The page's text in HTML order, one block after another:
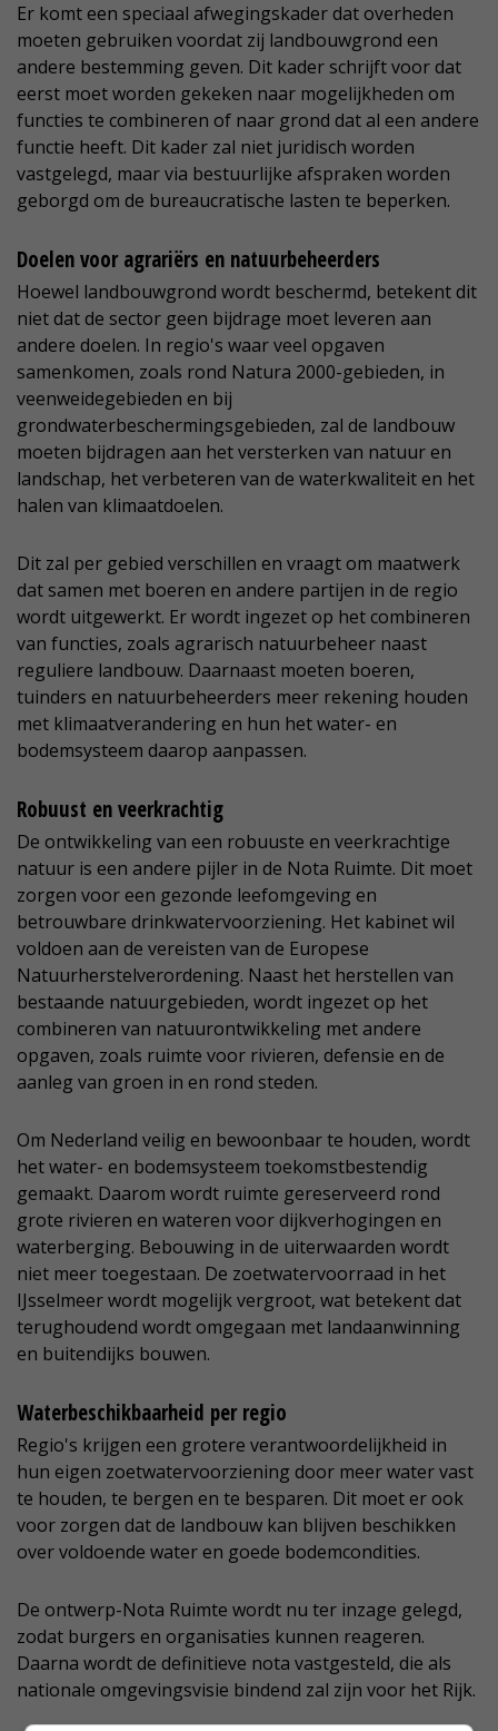
Er komt een speciaal afwegingskader dat overheden
moeten gebruiken voordat zij landbouwgrond een
andere bestemming geven. Dit kader schrijft voor dat
eerst moet worden gekeken naar mogelijkheden om
functies te combineren of naar grond dat al een andere
functie heeft. Dit kader zal niet juridisch worden
vastgelegd, maar via bestuurlijke afspraken worden
geborgd om de bureaucratische lasten te beperken.
Doelen voor agrariërs en natuurbeheerders
Hoewel landbouwgrond wordt beschermd, betekent dit
niet dat de sector geen bijdrage moet leveren aan
andere doelen. In regio's waar veel opgaven
samenkomen, zoals rond Natura 2000-gebieden, in
veenweidegebieden en bij
grondwaterbeschermingsgebieden, zal de landbouw
moeten bijdragen aan het versterken van natuur en
landschap, het verbeteren van de waterkwaliteit en het
halen van klimaatdoelen.
Dit zal per gebied verschillen en vraagt om maatwerk
dat samen met boeren en andere partijen in de regio
wordt uitgewerkt. Er wordt ingezet op het combineren
van functies, zoals agrarisch natuurbeheer naast
reguliere landbouw. Daarnaast moeten boeren,
tuinders en natuurbeheerders meer rekening houden
met klimaatverandering en hun het water- en
bodemsysteem daarop aanpassen.
Robuust en veerkrachtig
De ontwikkeling van een robuuste en veerkrachtige
natuur is een andere pijler in de Nota Ruimte. Dit moet
zorgen voor een gezonde leefomgeving en
betrouwbare drinkwatervoorziening. Het kabinet wil
voldoen aan de vereisten van de Europese
Natuurherstelverordening. Naast het herstellen van
bestaande natuurgebieden, wordt ingezet op het
combineren van natuurontwikkeling met andere
opgaven, zoals ruimte voor rivieren, defensie en de
aanleg van groen in en rond steden.
Om Nederland veilig en bewoonbaar te houden, wordt
het water- en bodemsysteem toekomstbestendig
gemaakt. Daarom wordt ruimte gereserveerd rond
grote rivieren en wateren voor dijkverhogingen en
waterberging. Bebouwing in de uiterwaarden wordt
niet meer toegestaan. De zoetwatervoorraad in het
IJsselmeer wordt mogelijk vergroot, wat betekent dat
terughoudend wordt omgegaan met landaanwinning
en buitendijks bouwen.
Waterbeschikbaarheid per regio
Regio's krijgen een grotere verantwoordelijkheid in
hun eigen zoetwatervoorziening door meer water vast
te houden, te bergen en te besparen. Dit moet er ook
voor zorgen dat de landbouw kan blijven beschikken
over voldoende water en goede bodemcondities.
De ontwerp-Nota Ruimte wordt nu ter inzage gelegd,
zodat burgers en organisaties kunnen reageren.
Daarna wordt de definitieve nota vastgesteld, die als
nationale omgevingsvisie bindend zal zijn voor het Rijk.